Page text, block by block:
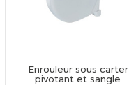
Enrouleur sous carter
pivotant et sangle